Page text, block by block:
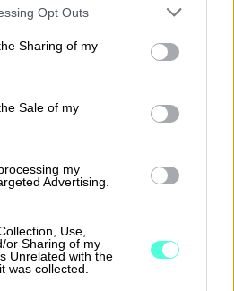
app uses one or more Google
behaviour. You may click to
and its third-party tags to
purposes in below Google
Opt Outs
Sharing of my
Sale of my
my
Advertising.
Use,
or Sharing of my
Unrelated with the
was collected.
ja data, joiden
tulevaan, on
päätöksiä. Esim.
niin edelleen. Eli merkitys
Suojanen.
seurattaisiin
niin kasvu
tehtävissä, mutta